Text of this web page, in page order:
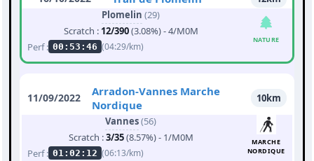
Plomelin (29)
Scratch : 12/390(3.08%) - 4/M0M
Perf : 00:53:46 (04:29/km)
NATURE
11/09/2022
Arradon-Vannes Marche
Nordique
10km
Vannes(56)
Scratch :3/35(8.57%) - 1/M0M
Perf : 01:02:12 (06:13/km)
MARCHE
NORDIQUE